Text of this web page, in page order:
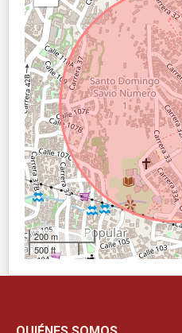
200 m
500 ft